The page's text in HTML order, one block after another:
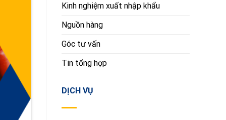
Kinh nghiệm xuất nhập khẩu
Nguồn hàng
Góc tư vấn
Tin tổng hợp
DỊCH VỤ